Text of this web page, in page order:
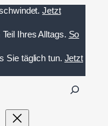
Jetzt
Ihres Alltags. So
Sie täglich tun. Jetzt